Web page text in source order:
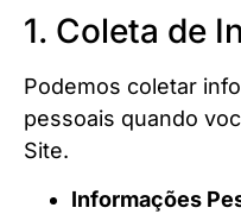
1. Coleta de
Podemos coletar
pessoais quando
Site.
Informações